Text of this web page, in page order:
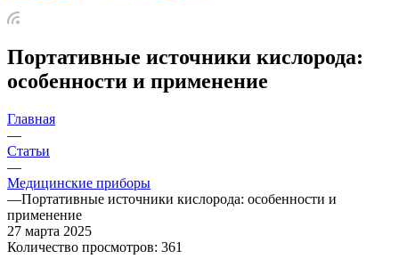
Портативные источники кислорода:
особенности и применение
Главная
—
Статьи
—
Медицинские приборы
—Портативные источники кислорода: особенности и
применение
27 марта 2025
Количество просмотров: 361